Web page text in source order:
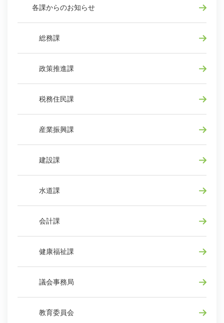
各課からのお知らせ
総務課
政策推進課
税務住民課
産業振興課
建設課
水道課
会計課
健康福祉課
議会事務局
教育委員会